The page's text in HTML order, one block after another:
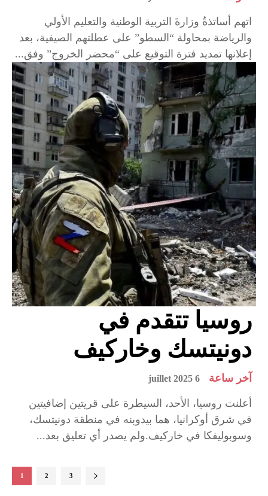
اتهم أساتذةٌ وزارةَ التربية الوطنية والتعليم الأولي
والرياضة بمحاولة “السطو” على عطلتهم الصيفية، بعد
إعلانها تمديد فترة التوقيع على “محضر الخروج” وفق...
روسيا تتقدم في
دونيتسك وخاركيف
آخر ساعة 6 juillet 2025
أعلنت روسيا، الأحد، السيطرة على قريتين إضافيتين
في شرق أوكرانيا، هما بيدوبنه في منطقة دونيتسك،
وسوبوليفكا في خاركيف.ولم يصدر أي تعليق بعد...
1 2 3